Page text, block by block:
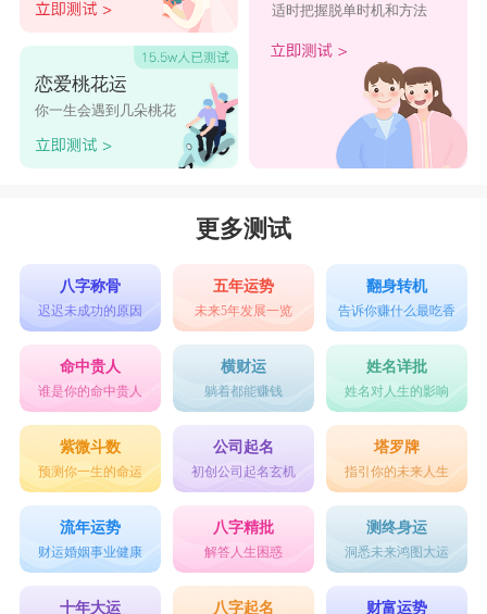
恋爱桃花运
你一生会遇到几朵桃花
适时把握脱单时机和方法
更多测试
八字称骨
迟迟未成功的原因
五年运势
未来5年发展一览
翻身转机
告诉你赚什么最吃香
命中贵人
谁是你的命中贵人
横财运
躺着都能赚钱
姓名详批
姓名对人生的影响
紫微斗数
预测你一生的命运
公司起名
初创公司起名玄机
塔罗牌
指引你的未来人生
流年运势
财运婚姻事业健康
八字精批
解答人生困惑
测终身运
洞悉未来鸿图大运
十年大运 八字起名 财富运势